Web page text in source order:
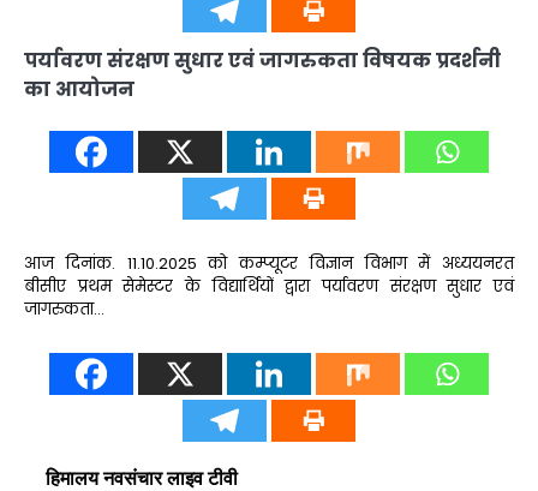
पर्यावरण संरक्षण सुधार एवं जागरुकता विषयक प्रदर्शनी
का आयोजन
आज दिनांक. 11.10.2025 को कम्प्यूटर विज्ञान विभाग में अध्ययनरत
बीसीए प्रथम सेमेस्टर के विद्यार्थियों द्वारा पर्यावरण संरक्षण सुधार एवं
जागरुकता…
हिमालय नवसंचार लाइव टीवी